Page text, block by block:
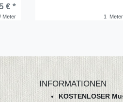
Meter
€ *
1 Meter
INFORMATIONEN
KOSTENLOSER